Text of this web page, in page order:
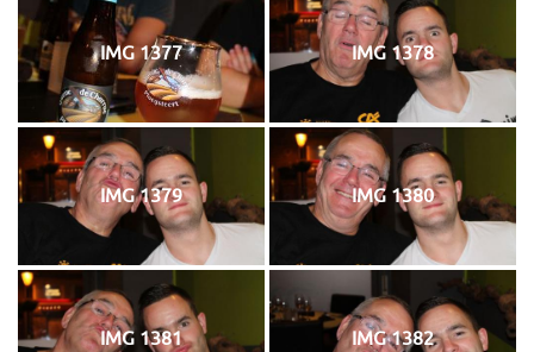
IMG 1377 IMG 1378
IMG 1379 IMG 1380
IMG 1381 IMG 1382